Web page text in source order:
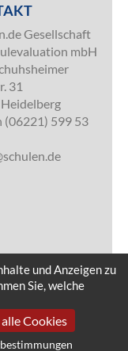
Gesellschaft
mbH
31
(06221) 599 53
und Anzeigen zu
Sie, welche
Cookies